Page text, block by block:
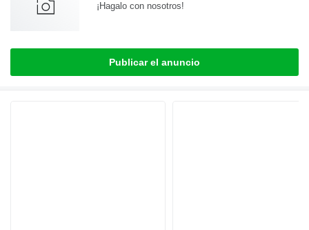
¡Hagalo con nosotros!
Publicar el anuncio